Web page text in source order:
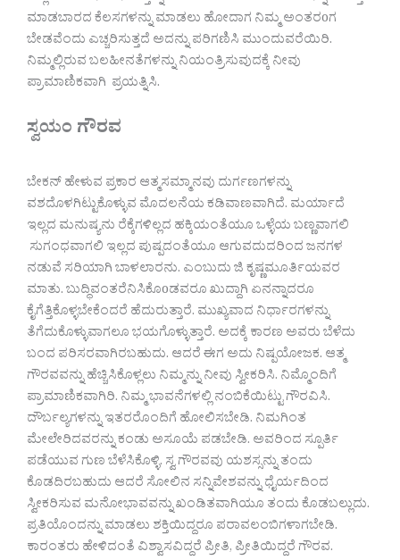
ಮಾಡಬಾರದ ಕೆಲಸಗಳನ್ನು ಮಾಡಲು ಹೋದಾಗ ನಿಮ್ಮ ಅಂತರoಗ
ಬೇಡವೆಂದು ಎಚ್ಚರಿಸುತ್ತದೆ ಅದನ್ನು ಪರಿಗಣಿಸಿ ಮುಂದುವರೆಯಿರಿ.
ನಿಮ್ಮಲ್ಲಿರುವ ಬಲಹೀನತೆಗಳನ್ನು ನಿಯಂತ್ರಿಸುವುದಕ್ಕೆ ನೀವು
ಪ್ರಾಮಾಣಿಕವಾಗಿ ಪ್ರಯತ್ನಿಸಿ.
ಸ್ವಯಂ ಗೌರವ
ಬೇಕನ್ ಹೇಳುವ ಪ್ರಕಾರ ಆತ್ಮಸಮ್ಮಾನವು ದುರ್ಗಣಗಳನ್ನು
ವಶದೊಳಗಿಟ್ಟುಕೊಳ್ಳುವ ಮೊದಲನೆಯ ಕಡಿವಾಣವಾಗಿದೆ. ಮರ್ಯಾದೆ
ಇಲ್ಲದ ಮನುಷ್ಯನು ರೆಕ್ಕೆಗಳಿಲ್ಲದ ಹಕ್ಕಿಯಂತೆಯೂ ಒಳ್ಳೆಯ ಬಣ್ಣವಾಗಲಿ
ಸುಗಂಧವಾಗಲಿ ಇಲ್ಲದ ಪುಷ್ಪದಂತೆಯೂ ಆಗುವದುದರಿಂದ ಜನಗಳ
ನಡುವೆ ಸರಿಯಾಗಿ ಬಾಳಲಾರನು. ಎಂಬುದು ಜಿ ಕೃಷ್ಣಮೂರ್ತಿಯವರ
ಮಾತು. ಬುದ್ಧಿವಂತರೆನಿಸಿಕೊoಡವರೂ ಖುದ್ದಾಗಿ ಏನನ್ನಾದರೂ
ಕೈಗೆತ್ತಿಕೊಳ್ಳಬೇಕೆಂದರೆ ಹೆದುರುತ್ತಾರೆ. ಮುಖ್ಯವಾದ ನಿರ್ಧಾರಗಳನ್ನು
ತೆಗೆದುಕೊಳ್ಳುವಾಗಲೂ ಭಯಗೊಳ್ಳುತ್ತಾರೆ. ಅದಕ್ಕೆ ಕಾರಣ ಅವರು ಬೆಳೆದು
ಬಂದ ಪರಿಸರವಾಗಿರಬಹುದು. ಆದರೆ ಈಗ ಅದು ನಿಷ್ಪಯೋಜಕ. ಆತ್ಮ
ಗೌರವವನ್ನು ಹೆಚ್ಚಿಸಿಕೊಳ್ಲಲು ನಿಮ್ಮನ್ನು ನೀವು ಸ್ವೀಕರಿಸಿ. ನಿಮ್ಮೊಂದಿಗೆ
ಪ್ರಾಮಾಣಿಕವಾಗಿರಿ. ನಿಮ್ಮ ಭಾವನೆಗಳಲ್ಲಿ ನಂಬಿಕೆಯಿಟ್ಟು ಗೌರವಿಸಿ.
ದೌರ್ಬಲ್ಯಗಳನ್ನು ಇತರರೊಂದಿಗೆ ಹೋಲಿಸಬೇಡಿ. ನಿಮಗಿಂತ
ಮೇಲೇರಿದವರನ್ನು ಕಂಡು ಅಸೂಯೆ ಪಡಬೇಡಿ. ಅವರಿಂದ ಸ್ಪೂರ್ತಿ
ಪಡೆಯುವ ಗುಣ ಬೆಳೆಸಿಕೊಳ್ಳಿ. ಸ್ವ ಗೌರವವು ಯಶಸ್ಸನ್ನು ತಂದು
ಕೊಡದಿರಬಹುದು ಆದರೆ ಸೋಲಿನ ಸನ್ನಿವೇಶವನ್ನು ಧೈರ್ಯದಿಂದ
ಸ್ವೀಕರಿಸುವ ಮನೋಭಾವವನ್ನು ಖಂಡಿತವಾಗಿಯೂ ತಂದು ಕೊಡಬಲ್ಲುದು.
ಪ್ರತಿಯೊಂದನ್ನು ಮಾಡಲು ಶಕ್ತಿಯಿದ್ದರೂ ಪರಾವಲಂಬಿಗಳಾಗಬೇಡಿ.
ಕಾರಂತರು ಹೇಳಿದಂತೆ ವಿಶ್ವಾಸವಿದ್ದರೆ ಪ್ರೀತಿ, ಪ್ರೀತಿಯಿದ್ದರೆ ಗೌರವ.